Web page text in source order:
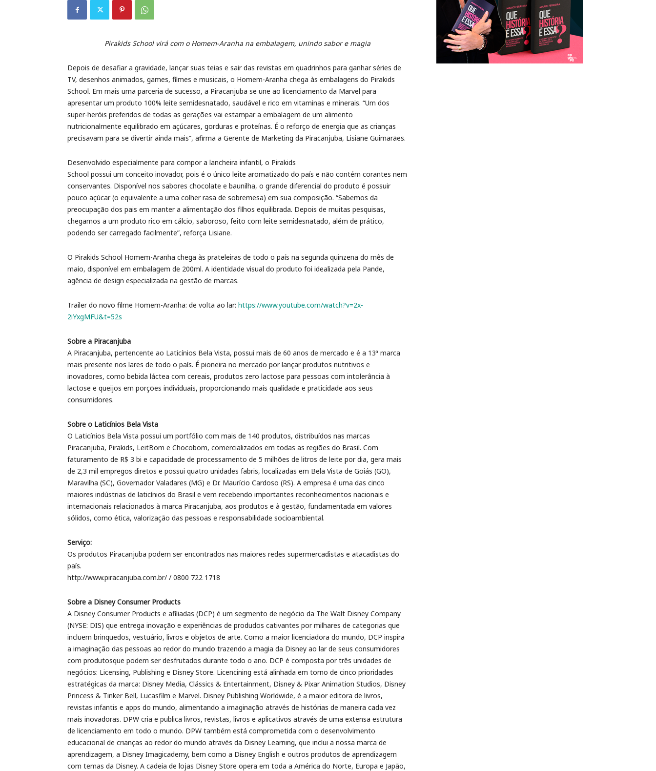
Pirakids School virá com o Homem-Aranha na embalagem, unindo sabor e magia
Depois de desafiar a gravidade, lançar suas teias e sair das revistas em quadrinhos para ganhar séries de
TV, desenhos animados, games, filmes e musicais, o Homem-Aranha chega às embalagens do Pirakids
School. Em mais uma parceria de sucesso, a Piracanjuba se une ao licenciamento da Marvel para
apresentar um produto 100% leite semidesnatado, saudável e rico em vitaminas e minerais. “Um dos
super-heróis preferidos de todas as gerações vai estampar a embalagem de um alimento
nutricionalmente equilibrado em açúcares, gorduras e proteínas. É o reforço de energia que as crianças
precisavam para se divertir ainda mais”, afirma a Gerente de Marketing da Piracanjuba, Lisiane Guimarães.
Desenvolvido especialmente para compor a lancheira infantil, o Pirakids
School possui um conceito inovador, pois é o único leite aromatizado do país e não contém corantes nem
conservantes. Disponível nos sabores chocolate e baunilha, o grande diferencial do produto é possuir
pouco açúcar (o equivalente a uma colher rasa de sobremesa) em sua composição. “Sabemos da
preocupação dos pais em manter a alimentação dos filhos equilibrada. Depois de muitas pesquisas,
chegamos a um produto rico em cálcio, saboroso, feito com leite semidesnatado, além de prático,
podendo ser carregado facilmente”, reforça Lisiane.
O Pirakids School Homem-Aranha chega às prateleiras de todo o país na segunda quinzena do mês de
maio, disponível em embalagem de 200ml. A identidade visual do produto foi idealizada pela Pande,
agência de design especializada na gestão de marcas.
Trailer do novo filme Homem-Aranha: de volta ao lar: https://www.youtube.com/watch?v=2x-
2iYxgMFU&t=52s
Sobre a Piracanjuba
A Piracanjuba, pertencente ao Laticínios Bela Vista, possui mais de 60 anos de mercado e é a 13ª marca
mais presente nos lares de todo o país. É pioneira no mercado por lançar produtos nutritivos e
inovadores, como bebida láctea com cereais, produtos zero lactose para pessoas com intolerância à
lactose e queijos em porções individuais, proporcionando mais qualidade e praticidade aos seus
consumidores.
Sobre o Laticínios Bela Vista
O Laticínios Bela Vista possui um portfólio com mais de 140 produtos, distribuídos nas marcas
Piracanjuba, Pirakids, LeitBom e Chocobom, comercializados em todas as regiões do Brasil. Com
faturamento de R$ 3 bi e capacidade de processamento de 5 milhões de litros de leite por dia, gera mais
de 2,3 mil empregos diretos e possui quatro unidades fabris, localizadas em Bela Vista de Goiás (GO),
Maravilha (SC), Governador Valadares (MG) e Dr. Maurício Cardoso (RS). A empresa é uma das cinco
maiores indústrias de laticínios do Brasil e vem recebendo importantes reconhecimentos nacionais e
internacionais relacionados à marca Piracanjuba, aos produtos e à gestão, fundamentada em valores
sólidos, como ética, valorização das pessoas e responsabilidade socioambiental.
Serviço:
Os produtos Piracanjuba podem ser encontrados nas maiores redes supermercadistas e atacadistas do
país.
http://www.piracanjuba.com.br/ / 0800 722 1718
Sobre a Disney Consumer Products
A Disney Consumer Products e afiliadas (DCP) é um segmento de negócio da The Walt Disney Company
(NYSE: DIS) que entrega inovação e experiências de produdos cativantes por milhares de categorias que
incluem brinquedos, vestuário, livros e objetos de arte. Como a maior licenciadora do mundo, DCP inspira
a imaginação das pessoas ao redor do mundo trazendo a magia da Disney ao lar de seus consumidores
com produtosque podem ser desfrutados durante todo o ano. DCP é composta por três unidades de
negócios: Licensing, Publishing e Disney Store. Licencining está alinhada em torno de cinco prioridades
estratégicas da marca: Disney Media, Clássics & Entertainment, Disney & Pixar Animation Studios, Disney
Princess & Tinker Bell, Lucasfilm e Marvel. Disney Publishing Worldwide, é a maior editora de livros,
revistas infantis e apps do mundo, alimentando a imaginação através de histórias de maneira cada vez
mais inovadoras. DPW cria e publica livros, revistas, livros e aplicativos através de uma extensa estrutura
de licenciamento em todo o mundo. DPW também está comprometida com o desenvolvimento
educacional de crianças ao redor do mundo através da Disney Learning, que inclui a nossa marca de
aprendizagem, a Disney Imagicademy, bem como a Disney English e outros produtos de aprendizagem
com temas da Disney. A cadeia de lojas Disney Store opera em toda a América do Norte, Europa e Japão,